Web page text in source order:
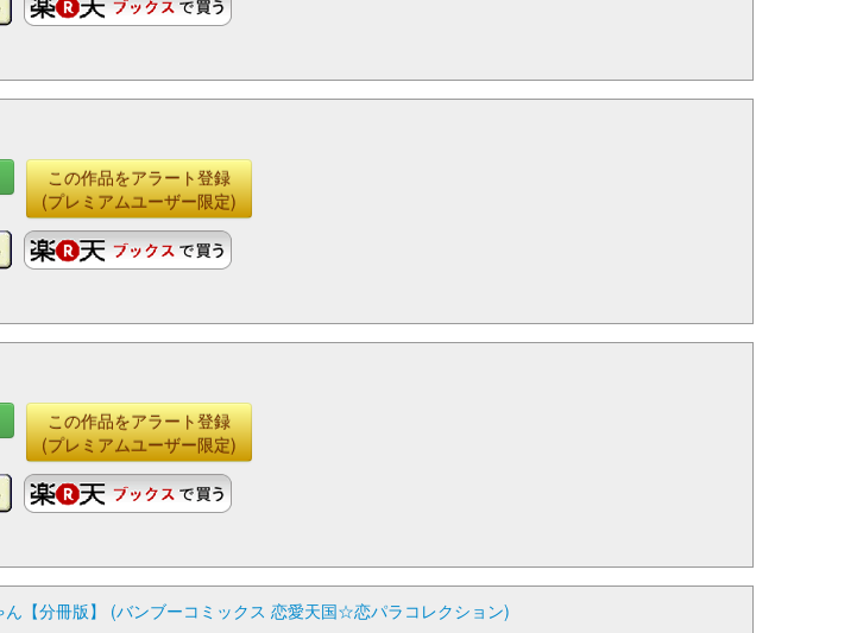
この作品をアラート登録
(プレミアムユーザー限定)
この作品をアラート登録
(プレミアムユーザー限定)
分冊版】 (バンブーコミックス 恋愛天国☆恋パラコレクション)